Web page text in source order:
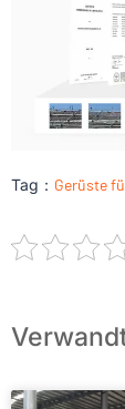
Tag： Gerüste